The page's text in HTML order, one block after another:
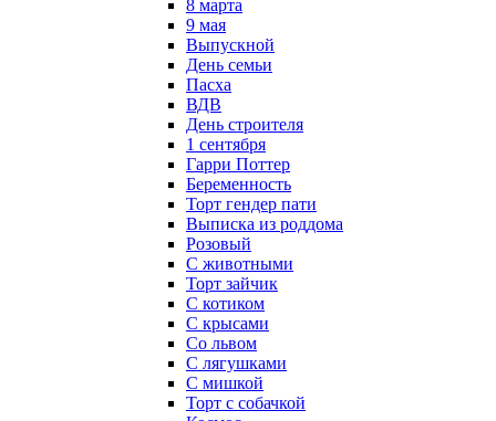
8 марта
9 мая
Выпускной
День семьи
Пасха
ВДВ
День строителя
1 сентября
Гарри Поттер
Беременность
Торт гендер пати
Выписка из роддома
Розовый
С животными
Торт зайчик
С котиком
С крысами
Со львом
С лягушками
С мишкой
Торт с собачкой